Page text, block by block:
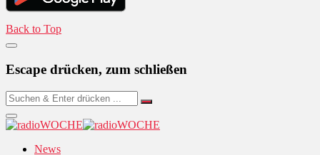
Back to Top
Escape drücken, zum schließen
News